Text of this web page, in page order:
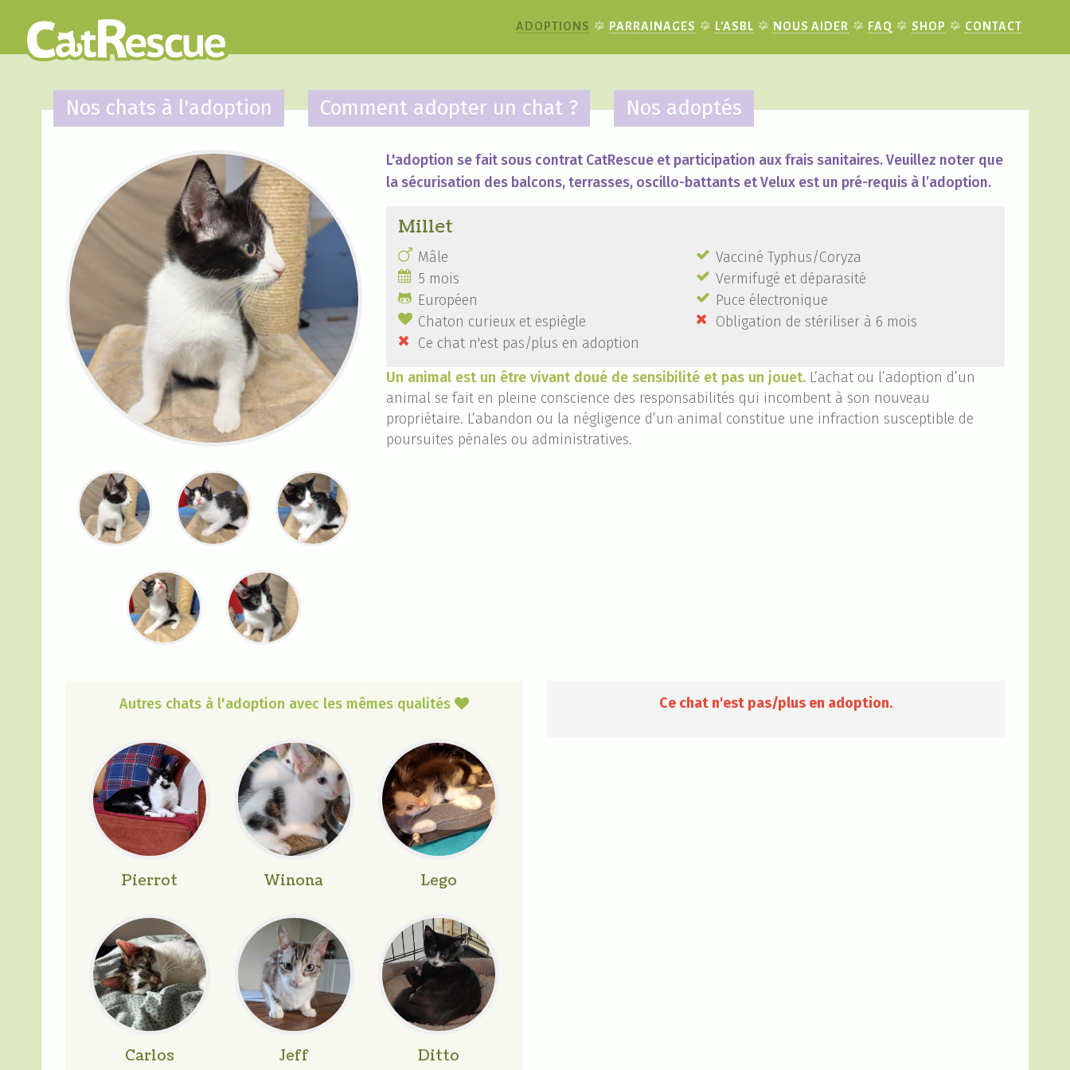
ADOPTIONS PARRAINAGES L'ASBL NOUS AIDER FAQ SHOP CONTACT
Nos chats à l'adoption Comment adopter un chat ? Nos adoptés
L'adoption se fait sous contrat CatRescue et participation aux frais sanitaires. Veuillez noter que
la sécurisation des balcons, terrasses, oscillo-battants et Velux est un pré-requis à l’adoption.
Millet
 Mâle  Vacciné Typhus/Coryza
 5 mois  Vermifugé et déparasité
 Européen  Puce électronique
 Chaton curieux et espiègle  Obligation de stériliser à 6 mois

Ce chat n'est pas/plus en adoption
Un animal est un être vivant doué de sensibilité et pas un jouet. L’achat ou l’adoption d’un
animal se fait en pleine conscience des responsabilités qui incombent à son nouveau
propriétaire. L’abandon ou la négligence d’un animal constitue une infraction susceptible de
poursuites pénales ou administratives.
Autres chats à l'adoption avec les mêmes qualités 
Pierrot Winona Lego
Carlos Jeff Ditto
Ce chat n'est pas/plus en adoption.